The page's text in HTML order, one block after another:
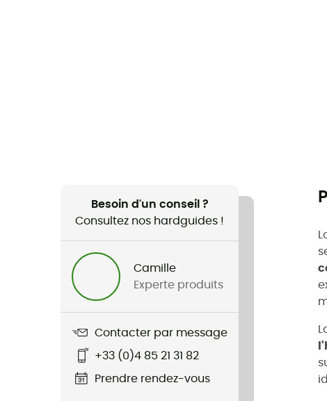
Besoin d'un conseil ?
Consultez nos hardguides !
Camille
Experte produits
Contacter par message
+33 (0)4 85 21 31 82
Prendre rendez-vous